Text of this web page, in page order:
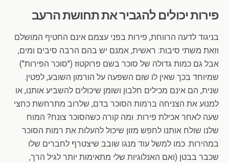
פירות יכולים להגביר את תחושת הרעב
בניגוד לדעה הרווחת, פירות בפני עצמם אינם החטיף המושלם
וזאת משתי סיבות: ראשית, אמנם יש בהם הרבה סיבים ומים,
אבל גם כמות גדולה של סוכר בשם פרוקטוז ("סוכר הפירות")
שמיוחד בכך שאין לו שום השפעה על הורמון השובע, לפטין.
שנית, הם אינם מכילים חלבון ושומן שיכולים להשביע אותנו, או
למנוע את הצניחה ברמות הסוכר בדם, שלרוב מתרחשת כחצי
שעה לאחר אכילת פירות. ומה קורה כשהסוכר צונח? המוח
שלנו שולח אותנו לחפש מזון שיכול להעלות את רמות הסוכר
במהירות. כמו למשל עוד מנגו שובב שיצטרף לחברים שלו
שכבר בבטן (ואם האנלוגיות שלי מתאימות יותר לגיל הרך,